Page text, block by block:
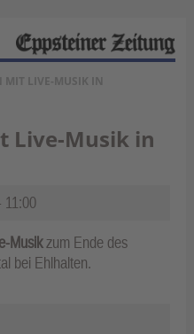
MIT LIVE-MUSIK IN
Live-Musik in
11:00
Musikzum Ende des
bei Ehlhalten.